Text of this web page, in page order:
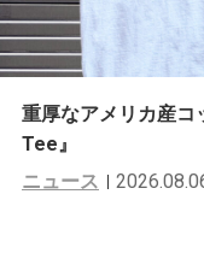
重厚なアメリカ産コ
Tee』
ニュース